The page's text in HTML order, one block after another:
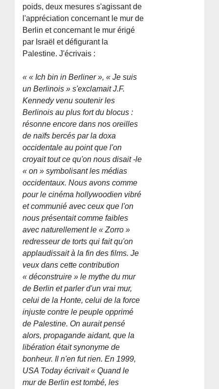
poids, deux mesures s'agissant de
l'appréciation concernant le mur de
Berlin et concernant le mur érigé
par Israël et défigurant la
Palestine. J'écrivais :
« « Ich bin in Berliner », « Je suis
un Berlinois » s'exclamait J.F.
Kennedy venu soutenir les
Berlinois au plus fort du blocus :
résonne encore dans nos oreilles
de naïfs bercés par la doxa
occidentale au point que l'on
croyait tout ce qu'on nous disait -le
« on » symbolisant les médias
occidentaux. Nous avons comme
pour le cinéma hollywoodien vibré
et communié avec ceux que l'on
nous présentait comme faibles
avec naturellement le « Zorro »
redresseur de torts qui fait qu'on
applaudissait à la fin des films. Je
veux dans cette contribution
« déconstruire » le mythe du mur
de Berlin et parler d'un vrai mur,
celui de la Honte, celui de la force
injuste contre le peuple opprimé
de Palestine. On aurait pensé
alors, propagande aidant, que la
libération était synonyme de
bonheur. Il n'en fut rien. En 1999,
USA Today écrivait « Quand le
mur de Berlin est tombé, les